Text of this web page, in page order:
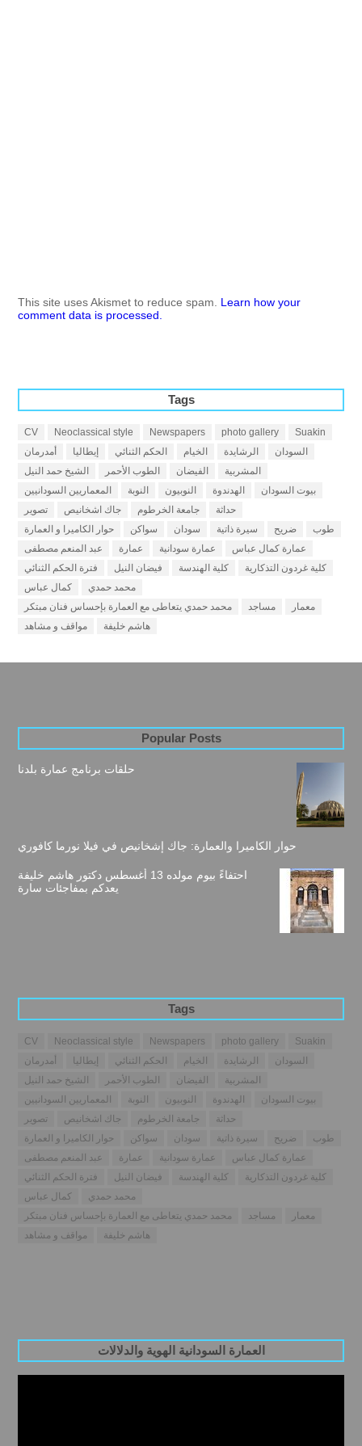
This site uses Akismet to reduce spam. Learn how your
comment data is processed.
Tags
CV Neoclassical style Newspapers photo gallery
Suakin
أمدرمان
إيطاليا الحكم الثنائي الخيام الرشايدة
السودان
الشيخ حمد النيل
الطوب الأحمر الفيضان
المشربية
المعماريين السودانيين
النوبة النوبيون الهدندوة
بيوت السودان
تصوير
جاك اشخانيص جامعة الخرطوم
حداثة
حوار الكاميرا و العمارة
سواكن سودان سيرة ذاتية ضريح
طوب
عبد المنعم مصطفى
عمارة عمارة سودانية
عمارة كمال عباس
فترة الحكم الثنائي
فيضان النيل كلية الهندسة
كلية غردون التذكارية
كمال عباس
محمد حمدي
محمد حمدي يتعاطى مع العمارة بإحساس فنان مبتكر
مساجد
معمار
مواقف و مشاهد
هاشم خليفة
Popular Posts
حلقات برنامج عمارة بلدنا
حوار الكاميرا والعمارة: جاك إشخانيص في فيلا نورما كافوري
احتفاءً بيوم مولده 13 أغسطس دكتور هاشم خليفة
يعدكم بمفاجئات سارة
Tags
CV Neoclassical style Newspapers photo gallery
Suakin
أمدرمان
إيطاليا الحكم الثنائي الخيام الرشايدة
السودان
الشيخ حمد النيل
الطوب الأحمر الفيضان
المشربية
المعماريين السودانيين
النوبة النوبيون الهدندوة
بيوت السودان
تصوير
جاك اشخانيص جامعة الخرطوم
حداثة
حوار الكاميرا و العمارة
سواكن سودان سيرة ذاتية ضريح
طوب
عبد المنعم مصطفى
عمارة عمارة سودانية
عمارة كمال عباس
فترة الحكم الثنائي
فيضان النيل كلية الهندسة
كلية غردون التذكارية
كمال عباس
محمد حمدي
محمد حمدي يتعاطى مع العمارة بإحساس فنان مبتكر
مساجد
معمار
مواقف و مشاهد
هاشم خليفة
العمارة السودانية الهوية والدلالات